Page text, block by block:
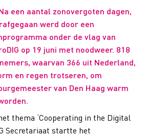
een aantal zonovergoten dagen,
werd door een
onder de vlag van
op 19 juni met noodweer. 818
waarvan 366 uit Nederland,
en regen trotseren, om
van Den Haag warm
thema ‘Cooperating in the Digital
Secretariaat startte het